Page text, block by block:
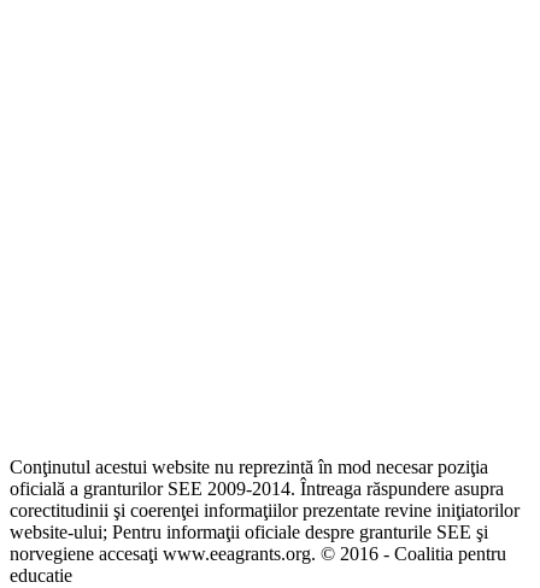
Conţinutul acestui website nu reprezintă în mod necesar poziţia
oficială a granturilor SEE 2009-2014. Întreaga răspundere asupra
corectitudinii şi coerenţei informaţiilor prezentate revine iniţiatorilor
website-ului; Pentru informaţii oficiale despre granturile SEE şi
norvegiene accesaţi www.eeagrants.org. © 2016 - Coalitia pentru
educatie